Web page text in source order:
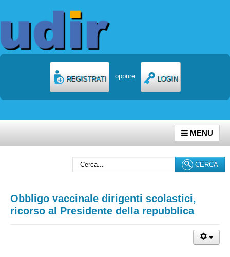
REGISTRATI oppure LOGIN
MENU
CERCA
Obbligo vaccinale dirigenti scolastici,
ricorso al Presidente della repubblica